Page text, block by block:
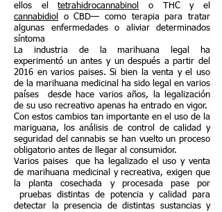
ellos eltetrahidrocannabinol
o THC y el
cannabidiol
o CBD— como terapia para tratar
algunas enfermedades o aliviar determinados
síntoma
La industria de la marihuana legal ha
experimentó un antes y un después a partir del
2016 en varios paises. Si bien la venta y el uso
de la marihuana medicinal ha sido legal en varios
países desde hace varios años, la legalización
de su uso recreativo apenas ha entrado en vigor.
Con estos cambios tan importante en el uso de la
mariguana, los análisis de control de calidad y
seguridad del cannabis se han vuelto un proceso
obligatorio antes de llegar al consumidor.
Varios paises que ha legalizado el uso y venta
de marihuana medicinal y recreativa, exigen que
la planta cosechada y procesada pase por
pruebas distintas de potencia y calidad para
detectar la presencia de distintas sustancias y